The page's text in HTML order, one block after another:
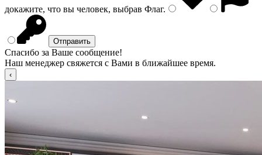
докажите, что вы человек, выбрав Флаг.
Спасибо за Ваше сообщение!
Наш менеджер свяжется с Вами в ближайшее время.